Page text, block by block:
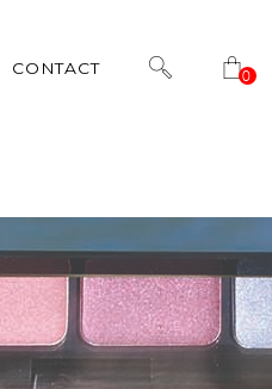
CONTACT 0